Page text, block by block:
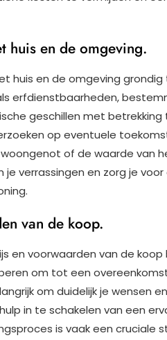
huis en de omgeving.
huis en de omgeving
erfdienstbaarheden,
geschillen met
op eventuele
of de waarde van
verrassingen en zorg je voor
van de koop.
en voorwaarden van de koop
om tot een
om duidelijk je wensen
in te schakelen van een
is vaak een cruciale